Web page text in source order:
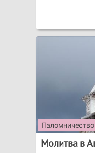
Паломничество
Молитва в